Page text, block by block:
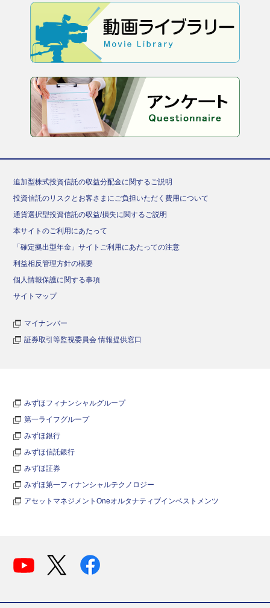
追加型株式投資信託の収益分配金に関するご説明
投資信託のリスクとお客さまにご負担いただく費用について
通貨選択型投資信託の収益/損失に関するご説明
本サイトのご利用にあたって
「確定拠出型年金」サイトご利用にあたっての注意
利益相反管理方針の概要
個人情報保護に関する事項
サイトマップ
マイナンバー
証券取引等監視委員会 情報提供窓口
みずほフィナンシャルグループ
第一ライフグループ
みずほ銀行
みずほ信託銀行
みずほ証券
みずほ第一フィナンシャルテクノロジー
アセットマネジメントOneオルタナティブインベストメンツ